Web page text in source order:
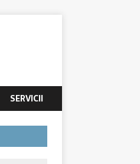
SERVICII